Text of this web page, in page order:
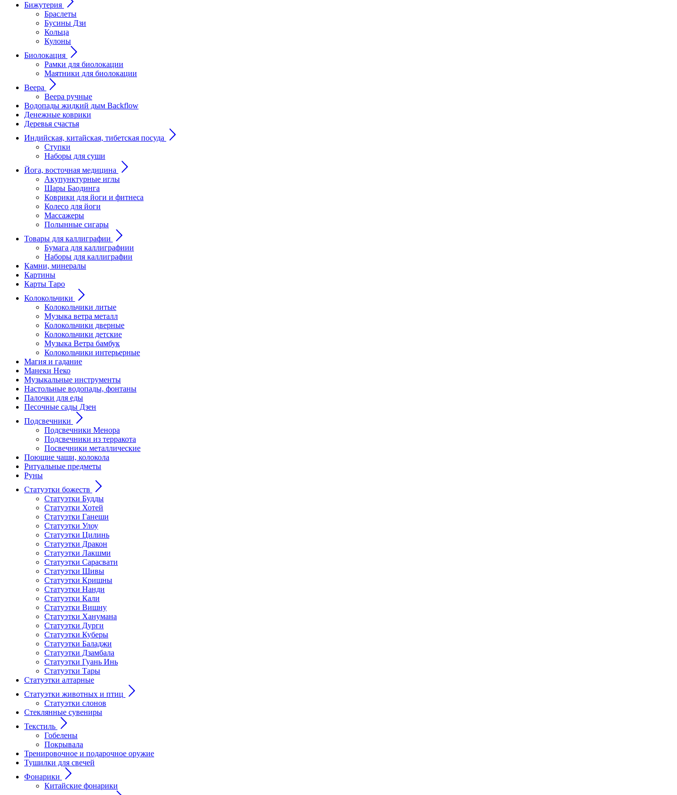
Бижутерия
Браслеты
Бусины Дзи
Кольца
Кулоны
Биолокация
Рамки для биолокации
Маятники для биолокации
Веера
Веера ручные
Водопады жидкий дым Backflow
Денежные коврики
Деревья счастья
Индийская, китайская, тибетская посуда
Ступки
Наборы для суши
Йога, восточная медицина
Акупунктурные иглы
Шары Баодинга
Коврики для йоги и фитнеса
Колесо для йоги
Массажеры
Полынные сигары
Товары для каллиграфии
Бумага для каллиграфиии
Наборы для каллиграфии
Камни, минералы
Картины
Карты Таро
Колокольчики
Колокольчики литые
Музыка ветра металл
Колокольчики дверные
Колокольчики детские
Музыка Ветра бамбук
Колокольчики интерьерные
Магия и гадание
Манеки Неко
Музыкальные инструменты
Настольные водопады, фонтаны
Палочки для еды
Песочные сады Дзен
Подсвечники
Подсвечники Менора
Подсвечники из терракота
Посвечники металлические
Поющие чаши, колокола
Ритуальные предметы
Руны
Статуэтки божеств
Статуэтки Будды
Статуэтки Хотей
Статуэтки Ганеши
Статуэтки Улоу
Статуэтки Цилинь
Статуэтки Дракон
Статуэтки Лакшми
Статуэтки Сарасвати
Статуэтки Шивы
Статуэтки Кришны
Статуэтки Нанди
Статуэтки Кали
Статуэтки Вишну
Статуэтки Ханумана
Статуэтки Дурги
Статуэтки Куберы
Статуэтки Баладжи
Статуэтки Дзамбала
Статуэтки Гуань Инь
Статуэтки Тары
Статуэтки алтарные
Статуэтки животных и птиц
Статуэтки слонов
Стеклянные сувениры
Текстиль
Гобелены
Покрывала
Тренировочное и подарочное оружие
Тушилки для свечей
Фонарики
Китайские фонарики